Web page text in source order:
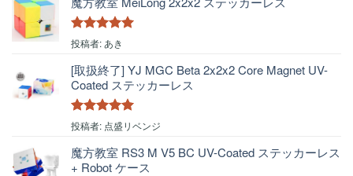
5段階中 5
投稿者: あき
[取扱終了] YJ MGC Beta 2x2x2 Core Magnet UV-
Coated ステッカーレス
5段階中5の
投稿者: 点盛リベンジ
魔方教室 RS3 M V5 BC UV-Coated ステッカーレス
+ Robot ケース